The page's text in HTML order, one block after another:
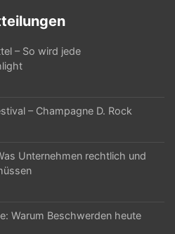
– So wird jede
– Champagne D. Rock
Unternehmen rechtlich und
Warum Beschwerden heute